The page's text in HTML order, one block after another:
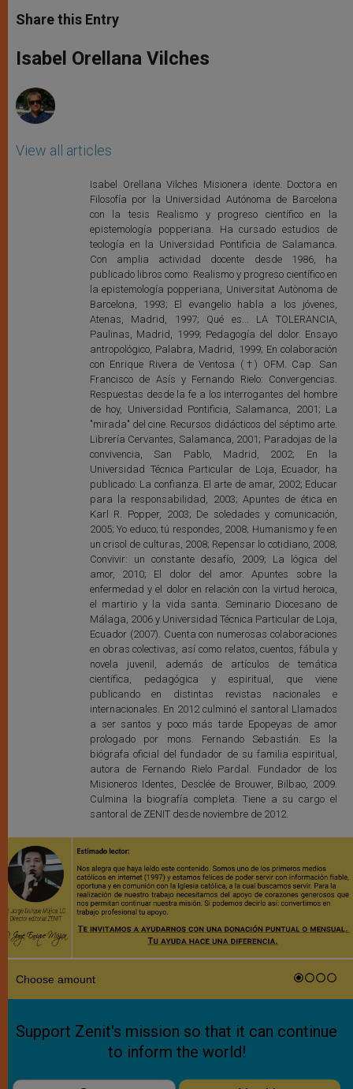
t
s
p
p
s
e
g
e
e
b
o
k
r
Share this Entry
Isabel Orellana Vilches
View all articles
Isabel Orellana Vilches Misionera idente. Doctora en
Filosofía por la Universidad Autónoma de Barcelona
con la tesis Realismo y progreso científico en la
epistemología popperiana. Ha cursado estudios de
teología en la Universidad Pontificia de Salamanca.
Con amplia actividad docente desde 1986, ha
publicado libros como: Realismo y progreso científico en
la epistemología popperiana, Universitat Autònoma de
Barcelona, 1993; El evangelio habla a los jóvenes,
Atenas, Madrid, 1997; Qué es... LA TOLERANCIA,
Paulinas, Madrid, 1999; Pedagogía del dolor. Ensayo
antropológico, Palabra, Madrid, 1999; En colaboración
con Enrique Rivera de Ventosa (†) OFM. Cap. San
Francisco de Asís y Fernando Rielo: Convergencias.
Respuestas desde la fe a los interrogantes del hombre
de hoy, Universidad Pontificia, Salamanca, 2001; La
"mirada" del cine. Recursos didácticos del séptimo arte.
Librería Cervantes, Salamanca, 2001; Paradojas de la
convivencia, San Pablo, Madrid, 2002; En la
Universidad Técnica Particular de Loja, Ecuador, ha
publicado: La confianza. El arte de amar, 2002; Educar
para la responsabilidad, 2003; Apuntes de ética en
Karl R. Popper, 2003; De soledades y comunicación,
2005; Yo educo; tú respondes, 2008; Humanismo y fe en
un crisol de culturas, 2008; Repensar lo cotidiano, 2008;
Convivir: un constante desafío, 2009; La lógica del
amor, 2010; El dolor del amor. Apuntes sobre la
enfermedad y el dolor en relación con la virtud heroica,
el martirio y la vida santa. Seminario Diocesano de
Málaga, 2006 y Universidad Técnica Particular de Loja,
Ecuador (2007). Cuenta con numerosas colaboraciones
en obras colectivas, así como relatos, cuentos, fábula y
novela juvenil, además de artículos de temática
científica, pedagógica y espiritual, que viene
publicando en distintas revistas nacionales e
internacionales. En 2012 culminó el santoral Llamados
a ser santos y poco más tarde Epopeyas de amor
prologado por mons. Fernando Sebastián. Es la
biógrafa oficial del fundador de su familia espiritual,
autora de Fernando Rielo Pardal. Fundador de los
Misioneros Identes, Desclée de Brouwer, Bilbao, 2009.
Culmina la biografía completa. Tiene a su cargo el
santoral de ZENIT desde noviembre de 2012.